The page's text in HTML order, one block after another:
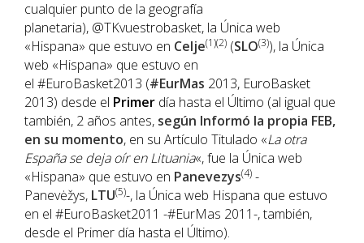
cualquier punto de la geografía
planetaria), @TKvuestrobasket, la Única web
«Hispana» que estuvo en Celje(1)(2) (SLO(3)), la Única
web «Hispana» que estuvo en
el #EuroBasket2013 (#EurMas 2013, EuroBasket
2013) desde el Primer día hasta el Último (al igual que
también, 2 años antes, según Informó la propia FEB,
en su momento, en su Artículo Titulado «La otra
España se deja oír en Lituania«, fue la Única web
«Hispana» que estuvo en Panevezys(4) -
Panevėžys, LTU(5)-, la Única web Hispana que estuvo
en el #EuroBasket2011 -#EurMas 2011-, también,
desde el Primer día hasta el Último).